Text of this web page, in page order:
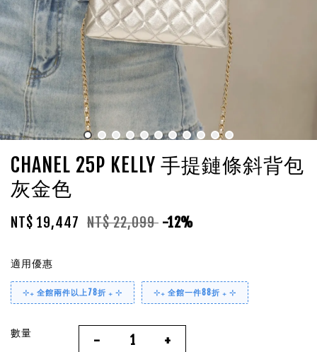
CHANEL 25P KELLY 手提鏈條斜背包
灰金色
NT$ 19,447 NT$ 22,099 -12%
適用優惠
⊹₊ 全館兩件以上78折 ₊ ⊹ ⊹₊ 全館一件88折 ₊ ⊹
數量 - +